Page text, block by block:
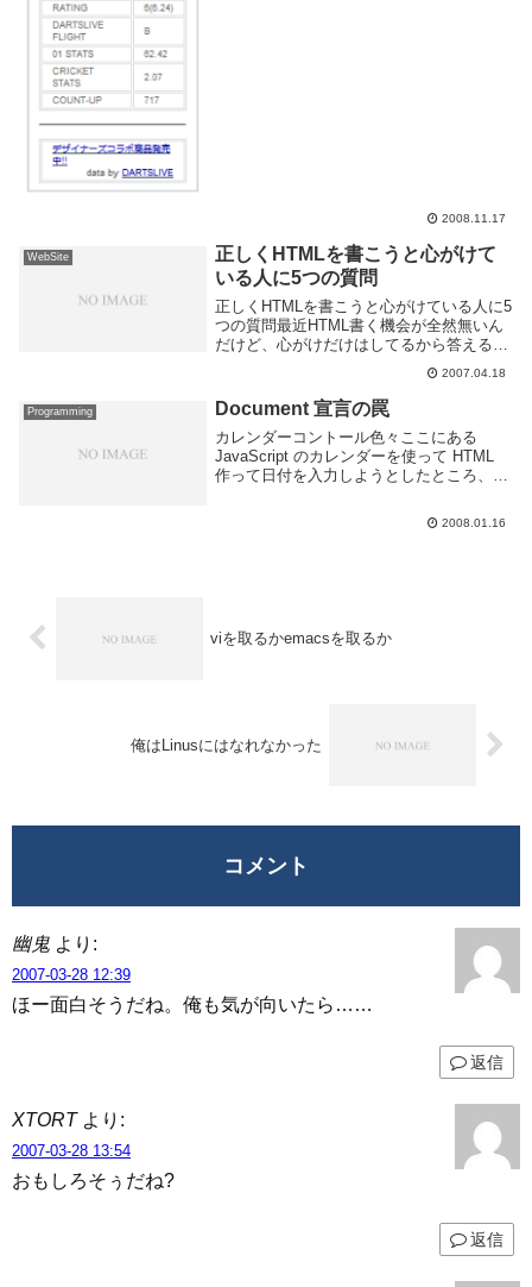
2008.11.17
WebSite
正しくHTMLを書こうと心がけて
いる人に5つの質問
正しくHTMLを書こうと心がけている人に5
つの質問最近HTML書く機会が全然無いん
だけど、心がけだけはしてるから答える。
ちなみにこのBLOGをlintにかけると27点し
か取れない。今新テンプレ制作中・・・1)
HTML文書を制作する際に使用...
2007.04.18
Programming Document 宣言の罠
カレンダーコントール色々ここにある
JavaScript のカレンダーを使って HTML
作って日付を入力しようとしたところ、
ドラッグも出来ない状況になった。上記
2008.01.16
viを取るかemacsを取るか
俺はLinusにはなれなかった
コメント
幽鬼 より:
2007-03-28 12:39
ほー面白そうだね。俺も気が向いたら……
返信
XTORT より:
2007-03-28 13:54
おもしろそぅだね?
返信